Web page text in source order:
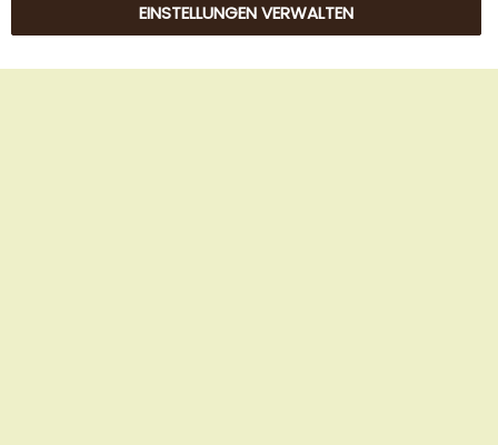
© 2025 Beans Kaffeehandel OG. Alle Rechte vorbehalten.
EINSTELLUNGEN VERWALTEN